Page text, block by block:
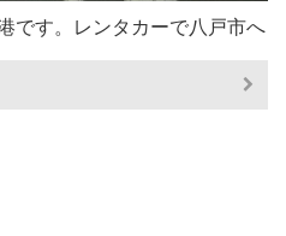
です。レンタカーで八戸市へ